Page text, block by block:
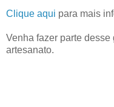
Clique aqui para mais
Venha fazer parte
artesanato.